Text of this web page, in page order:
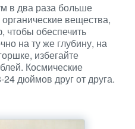
в два раза больше
вещества,
чтобы обеспечить
на ту же глубину, на
избегайте
Космические
дюймов друг от друга.